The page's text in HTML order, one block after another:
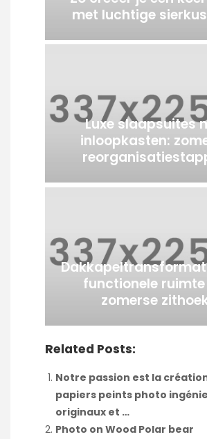
met luchtige
Luxe slaapsuites
inloopkasten:
functionele
zomerse
Related Posts:
Notre passion est la
papiers peints photo
originaux et …
Photo on Wood Polar bear